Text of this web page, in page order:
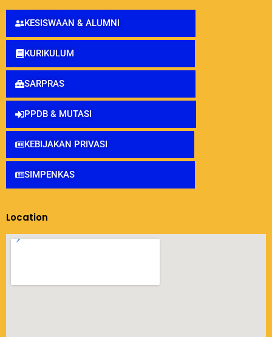
KESISWAAN & ALUMNI
KURIKULUM
SARPRAS
PPDB & MUTASI
KEBIJAKAN PRIVASI
SIMPENKAS
Location